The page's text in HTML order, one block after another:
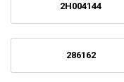
2H004144
286162